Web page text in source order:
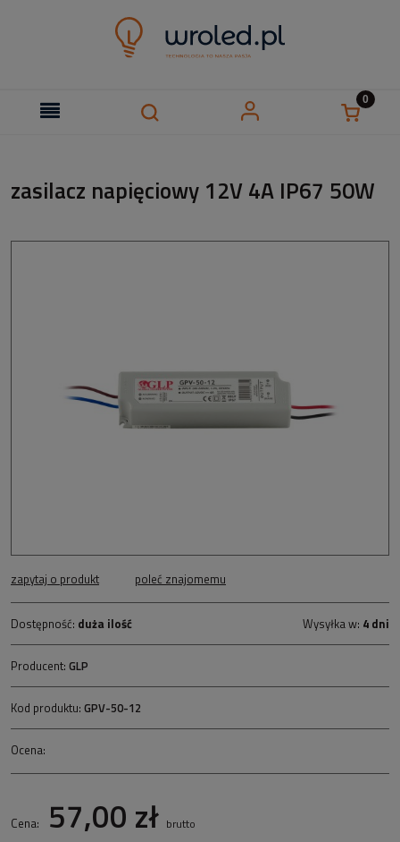
zasilacz napięciowy 12V 4A IP67 50W
zapytaj o produkt poleć znajomemu
Dostępność: duża ilość Wysyłka w: 4 dni
Producent: GLP
Kod produktu: GPV-50-12
Ocena:
Cena: 57,00 zł brutto